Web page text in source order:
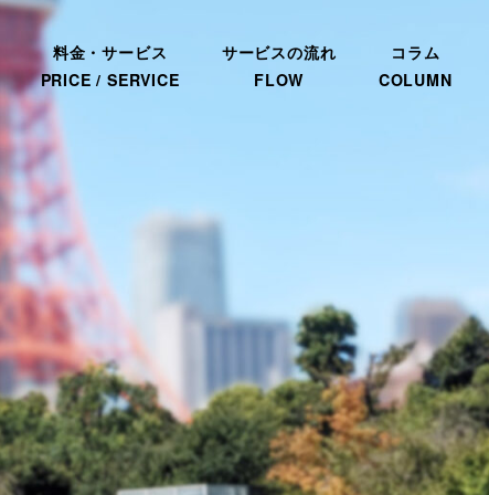
料金・サービス
PRICE / SERVICE
サービスの流れ
FLOW
コラム
COLUMN